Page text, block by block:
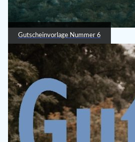
Gutscheinvorlage Nummer 6